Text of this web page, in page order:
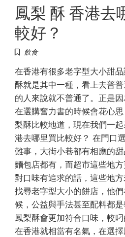
鳳梨 酥 香港去
較好？
飲食
在香港有很多老字型大小甜
酥就是其中一種，看上去普
的人來說就不普通了。正是
在選購奮力書的時候會花心
梨酥比較地道，現在我們一
港去哪里買比較好？ 在門口
難事，大街小巷都有相應的
麵包店都有，而超市這些地
對口味有追求的話，這些地
找尋老字型大小的餅店，他
候，公益與手法甚至配料都
鳳梨酥會更加符合口味，較
在香港就相當有名氣，在選